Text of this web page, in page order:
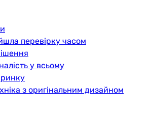
перевірку часом
у всьому
з оригінальним дизайном